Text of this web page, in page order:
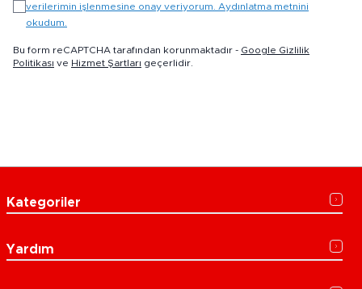
verilerimin işlenmesine onay veriyorum. Aydınlatma metnini
okudum.
Bu form reCAPTCHA tarafından korunmaktadır - Google Gizlilik
Politikası ve Hizmet Şartları geçerlidir.
Kategoriler
Yardım